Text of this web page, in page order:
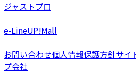
ジャストプロ
e-LineUP!Mall
お問い合わせ個人情報保護方針サイ
プ会社